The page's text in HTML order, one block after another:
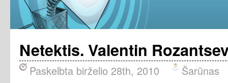
Netektis. Valentin
Paskelbta birželio 28th, 2010 Šarūnas